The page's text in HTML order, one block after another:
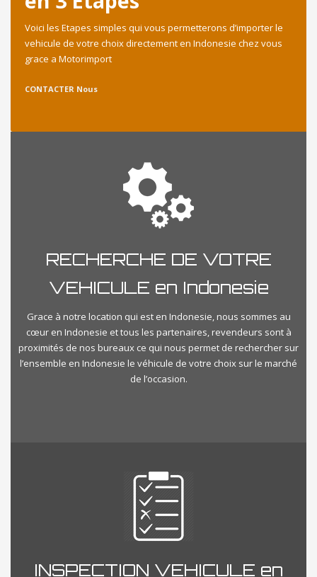
Voici les Etapes simples qui vous permetterons d’importer le
vehicule de votre choix directement en Indonesie chez vous
grace a Motorimport
CONTACTER Nous
RECHERCHE DE VOTRE
VEHICULE en Indonesie
Grace à notre location qui est en Indonesie, nous sommes au
cœur en Indonesie et tous les partenaires, revendeurs sont à
proximités de nos bureaux ce qui nous permet de rechercher sur
l’ensemble en Indonesie le véhicule de votre choix sur le marché
de l’occasion.
INSPECTION VEHICULE en